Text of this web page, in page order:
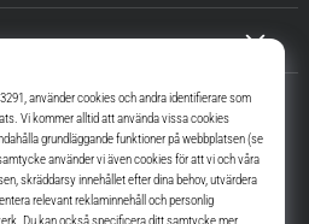
Top4Running.se
dig att gå ut och springa. Snabbare. Med